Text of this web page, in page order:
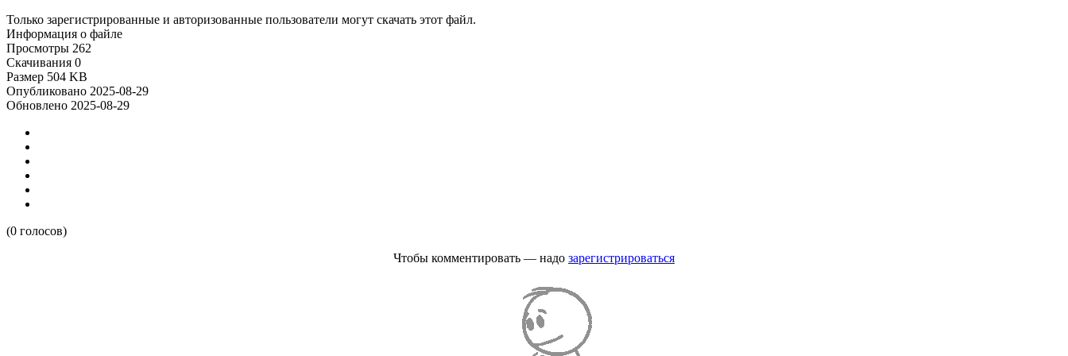
Только зарегистрированные и авторизованные пользователи могут скачать этот файл.
Информация о файле
Просмотры 262
Скачивания 0
Размер 504 KB
Опубликовано 2025-08-29
Обновлено 2025-08-29
(0 голосов)
Чтобы комментировать — надо зарегистрироваться